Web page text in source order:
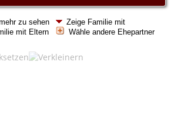
zu sehen
Zeige Familie mit
mit Eltern
Wähle andere Ehepartner